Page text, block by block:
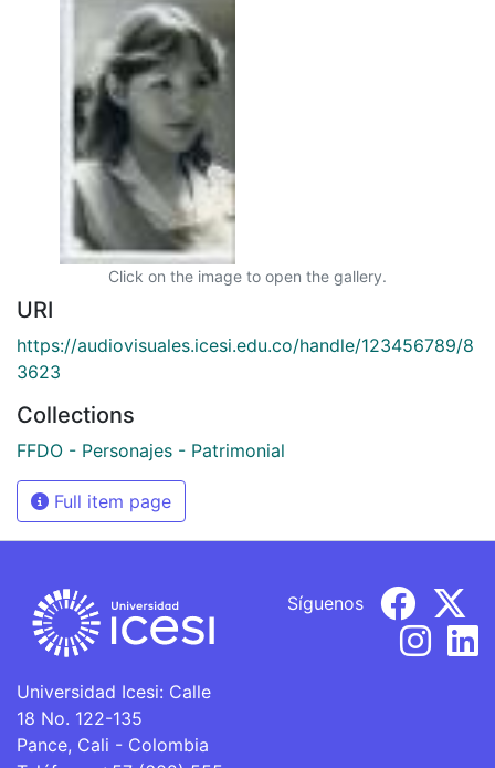
Click on the image to open the gallery.
URI
https://audiovisuales.icesi.edu.co/handle/123456789/8
3623
Collections
FFDO - Personajes - Patrimonial
Full item page
Universidad Icesi: Calle
18 No. 122-135
Pance, Cali - Colombia
Síguenos